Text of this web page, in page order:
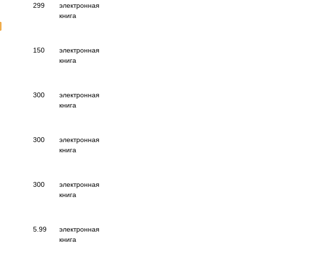
299
электронная
книга
150
электронная
книга
300
электронная
книга
300
электронная
книга
300
электронная
книга
5.99
электронная
книга